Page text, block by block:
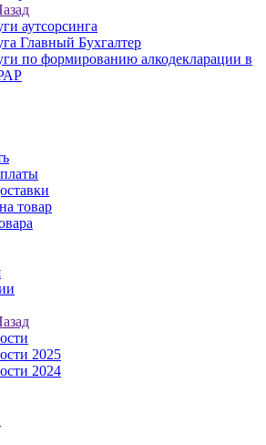
аутсорсинга
Главный Бухгалтер
по формированию алкодекларации в
товар
2025
2024